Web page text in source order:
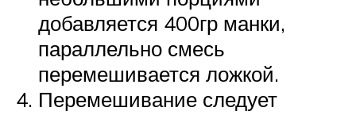
добавляется 400гр манки,
параллельно смесь
перемешивается ложкой.
Перемешивание следует